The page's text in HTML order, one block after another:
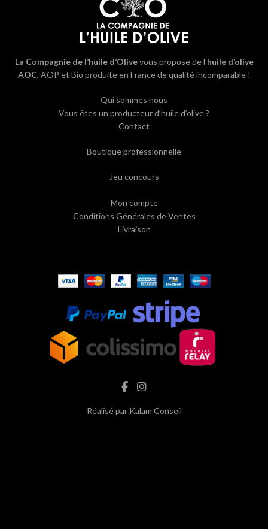
La Compagnie de l’huile d’Olivevous propose de l’huile d’olive
AOC, AOP et Bio produite en France de qualité incomparable !
Qui sommes nous
Vous êtes un producteur d’huile d’olive ?
Contact
Boutique professionnelle
Jeu concours
Mon compte
Conditions Générales de Ventes
Livraison
Réalisé par Kalam Conseil